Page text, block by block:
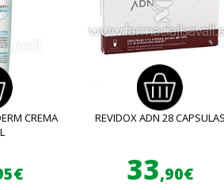
CREMA
REVIDOX ADN 28 CAPSULAS
33,90€